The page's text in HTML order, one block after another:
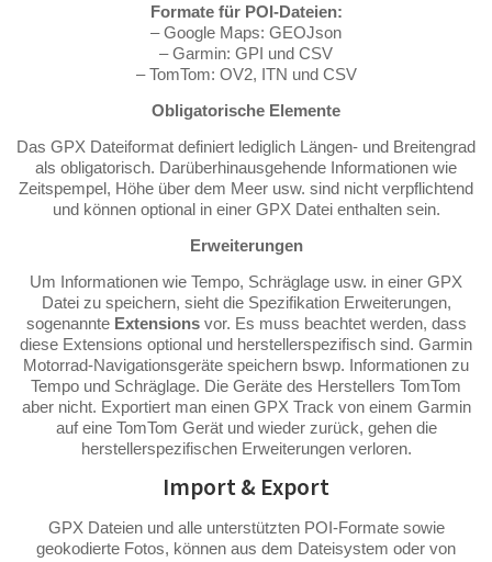
Formate für POI-Dateien:
– Google Maps: GEOJson
– Garmin: GPI und CSV
– TomTom: OV2, ITN und CSV
Obligatorische Elemente
Das GPX Dateiformat definiert lediglich Längen- und Breitengrad
als obligatorisch. Darüberhinausgehende Informationen wie
Zeitspempel, Höhe über dem Meer usw. sind nicht verpflichtend
und können optional in einer GPX Datei enthalten sein.
Erweiterungen
Um Informationen wie Tempo, Schräglage usw. in einer GPX
Datei zu speichern, sieht die Spezifikation Erweiterungen,
sogenannte Extensionsvor. Es muss beachtet werden, dass
diese Extensions optional und herstellerspezifisch sind. Garmin
Motorrad-Navigationsgeräte speichern bswp. Informationen zu
Tempo und Schräglage. Die Geräte des Herstellers TomTom
aber nicht. Exportiert man einen GPX Track von einem Garmin
auf eine TomTom Gerät und wieder zurück, gehen die
herstellerspezifischen Erweiterungen verloren.
Import & Export
GPX Dateien und alle unterstützten POI-Formate sowie
geokodierte Fotos, können aus dem Dateisystem oder von